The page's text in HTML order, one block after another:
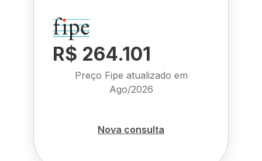
R$ 264.101
Preço Fipe atualizado em
Ago/2026
Nova consulta